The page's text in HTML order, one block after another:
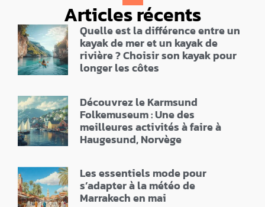
Articles récents
Quelle est la différence entre un
kayak de mer et un kayak de
rivière ? Choisir son kayak pour
longer les côtes
Découvrez le Karmsund
Folkemuseum : Une des
meilleures activités à faire à
Haugesund, Norvège
Les essentiels mode pour
s’adapter à la météo de
Marrakech en mai